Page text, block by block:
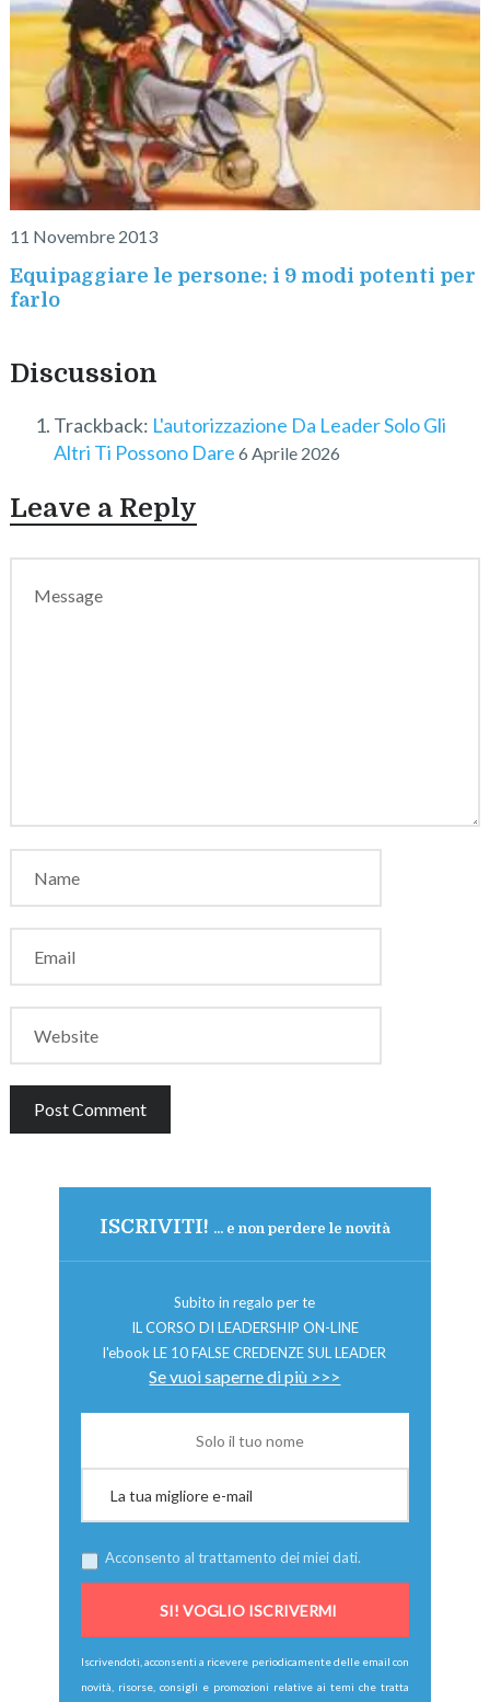
11 Novembre 2013
Equipaggiare le persone: i 9 modi potenti per
farlo
Discussion
Trackback: L'autorizzazione Da Leader Solo Gli
Altri Ti Possono Dare 6 Aprile 2026
Leave a Reply
ISCRIVITI! ... e non perdere le novità
Subito in regalo per te
IL CORSO DI LEADERSHIP ON-LINE
l'ebook LE 10 FALSE CREDENZE SUL LEADER
Se vuoi saperne di più >>>
Acconsento al trattamento dei miei dati.
Iscrivendoti, acconsenti a ricevere periodicamente delle email con
novità, risorse, consigli e promozioni relative ai temi che tratta